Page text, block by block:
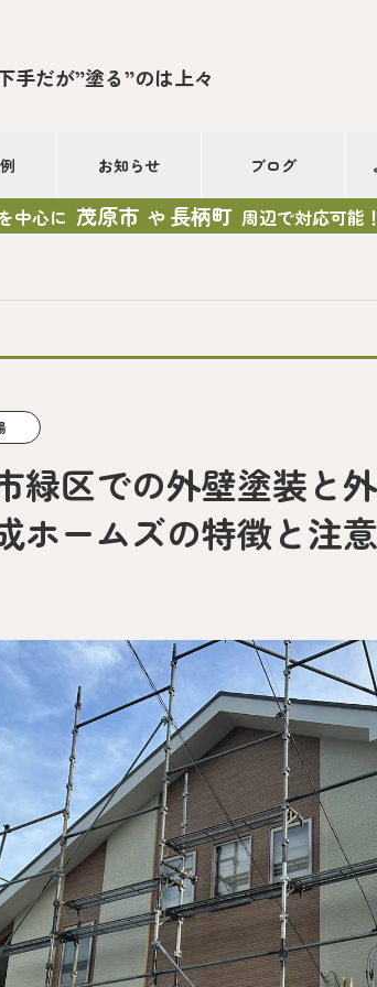
手だが”塗る”のは上々
お知らせ ブログ
を中心に 茂原市 や 長柄町 周辺で対応可能
緑区での外壁塗装と
ホームズの特徴と注